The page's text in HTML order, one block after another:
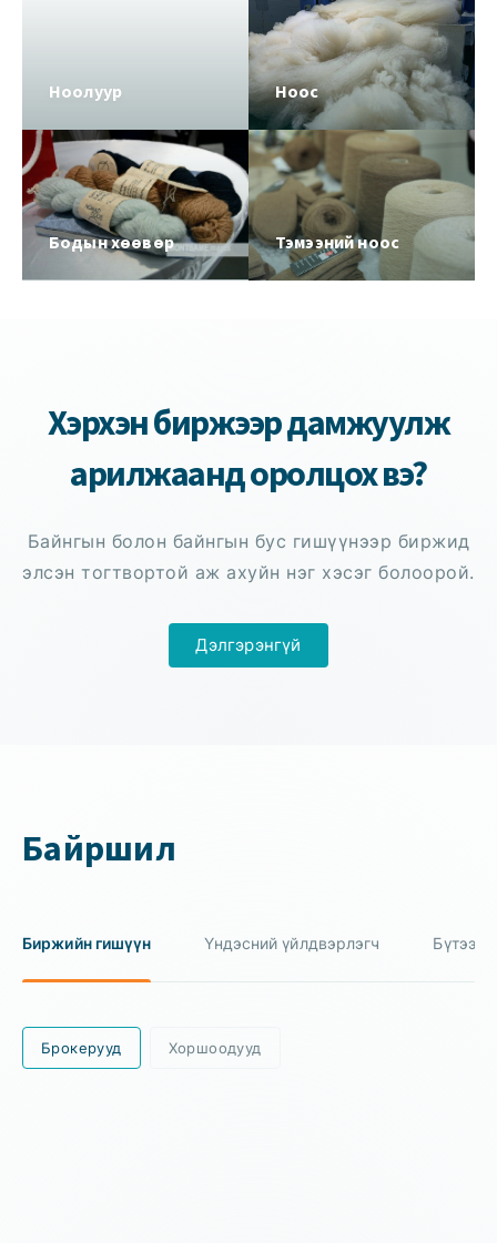
Ноолуур Ноос
Бодын хөөвөр Тэмээний ноос
Хэрхэн биржээр дамжуулж
арилжаанд оролцох вэ?
Байнгын болон байнгын бус гишүүнээр биржид
элсэн тогтвортой аж ахуйн нэг хэсэг болоорой.
Дэлгэрэнгүй
Байршил
Биржийн гишүүн Үндэсний үйлдвэрлэгч
Брокерууд Хоршоодууд